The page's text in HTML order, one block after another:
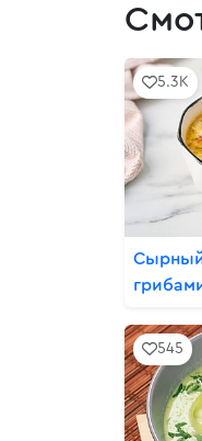
5.3K
Сырный
545